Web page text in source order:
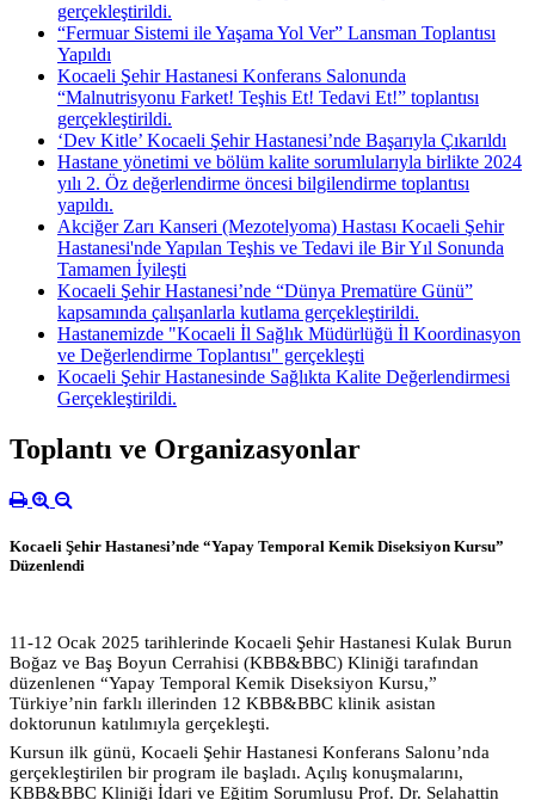
gerçekleştirildi.
“Fermuar Sistemi ile Yaşama Yol Ver” Lansman Toplantısı
Yapıldı
Kocaeli Şehir Hastanesi Konferans Salonunda
“Malnutrisyonu Farket! Teşhis Et! Tedavi Et!” toplantısı
gerçekleştirildi.
‘Dev Kitle’ Kocaeli Şehir Hastanesi’nde Başarıyla Çıkarıldı
Hastane yönetimi ve bölüm kalite sorumlularıyla birlikte 2024
yılı 2. Öz değerlendirme öncesi bilgilendirme toplantısı
yapıldı.
Akciğer Zarı Kanseri (Mezotelyoma) Hastası Kocaeli Şehir
Hastanesi'nde Yapılan Teşhis ve Tedavi ile Bir Yıl Sonunda
Tamamen İyileşti
Kocaeli Şehir Hastanesi’nde “Dünya Prematüre Günü”
kapsamında çalışanlarla kutlama gerçekleştirildi.
Hastanemizde "Kocaeli İl Sağlık Müdürlüğü İl Koordinasyon
ve Değerlendirme Toplantısı" gerçekleşti
Kocaeli Şehir Hastanesinde Sağlıkta Kalite Değerlendirmesi
Gerçekleştirildi.
Toplantı ve Organizasyonlar
Kocaeli Şehir Hastanesi’nde “Yapay Temporal Kemik Diseksiyon Kursu”
Düzenlendi
11-12 Ocak 2025 tarihlerinde Kocaeli Şehir Hastanesi Kulak Burun
Boğaz ve Baş Boyun Cerrahisi (KBB&BBC) Kliniği tarafından
düzenlenen “Yapay Temporal Kemik Diseksiyon Kursu,”
Türkiye’nin farklı illerinden 12 KBB&BBC klinik asistan
doktorunun katılımıyla gerçekleşti.
Kursun ilk günü, Kocaeli Şehir Hastanesi Konferans Salonu’nda
gerçekleştirilen bir program ile başladı. Açılış konuşmalarını,
KBB&BBC Kliniği İdari ve Eğitim Sorumlusu Prof. Dr. Selahattin